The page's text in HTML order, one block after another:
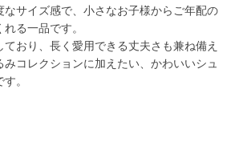
なサイズ感で、小さなお子様からご年配の
る一品です。
おり、長く愛用できる丈夫さも兼ね備え
コレクションに加えたい、かわいいシュ
。